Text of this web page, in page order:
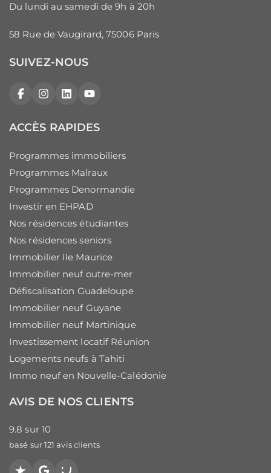
Du lundi au samedi de 9h à 20h
58 Rue de Vaugirard, 75006 Paris
SUIVEZ-NOUS
FacebookInstagram
LinkedInYouTube
ACCÈS RAPIDES
Programmes immobiliers
Programmes Malraux
Programmes Denormandie
Investir en EHPAD
Nos résidences étudiantes
Nos résidences seniors
Immobilier Ile Maurice
Immobilier neuf outre-mer
Défiscalisation Guadeloupe
Immobilier neuf Guyane
Immobilier neuf Martinique
Investissement locatif Réunion
Logements neufs à Tahiti
Immo neuf en Nouvelle-Calédonie
AVIS DE NOS CLIENTS
9.8 sur 10
basé sur 121 avis clients